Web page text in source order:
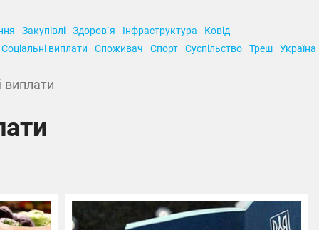
Закупівлі Здоров`я Інфраструктура
Ковід
Соціальні виплати Споживач Спорт Суспільство Треш Україна
виплати